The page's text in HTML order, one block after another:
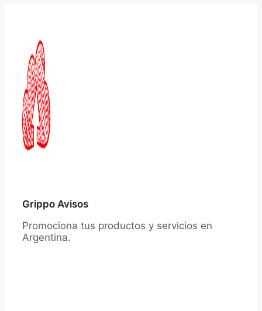
Grippo Avisos
Promociona tus productos y servicios en
Argentina.